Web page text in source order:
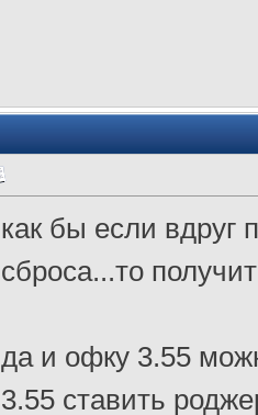
как бы если вдруг
сброса...то
да и офку 3.55
3.55 ставить